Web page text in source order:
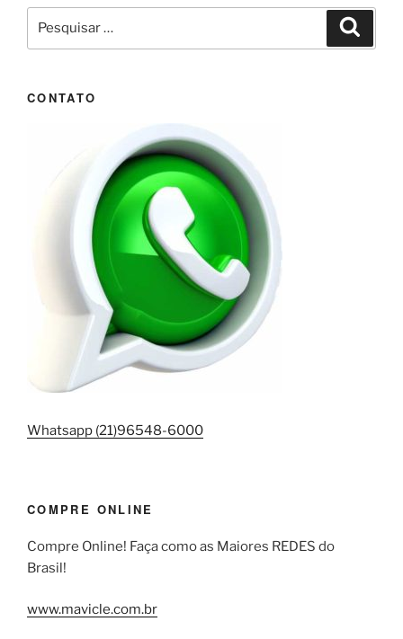
Pesquisar
por:
CONTATO
Whatsapp (21)96548-6000
COMPRE ONLINE
Compre Online! Faça como as Maiores REDES do
Brasil!
www.mavicle.com.br